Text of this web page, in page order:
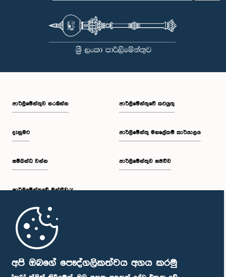
අපි ඔබගේ පෞද්ගලිකත්වය අගය කරමු
පාර්ලි‌මේන්තුව නරඹන්න
දැනුමට
සම්බන්ධ වන්න
පාර්ලි‌මේන්තුවේ මන්ත්‍රීවරු
මුල් පිටුව
පාර්ලිමේන්තුවේ කටයුතු
පාර්ලිමේන්තු මහලේකම් කාර්යාලය
පාර්ලිමේන්තුව සජීවීව
පාර්ලිමේන්තු ජංගම යෙදුම